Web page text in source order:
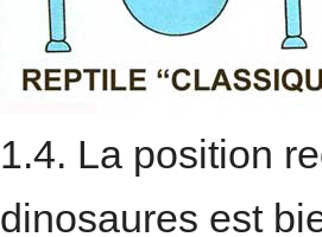
1.4. La position
dinosaures est